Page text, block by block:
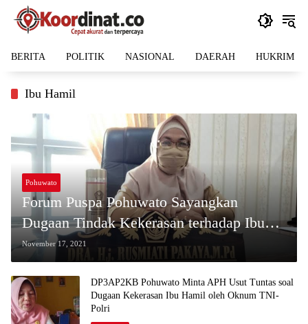
Langsung
BERITA POLITIK NASIONAL DAERAH HUKRIM
Ibu Hamil
Pohuwato
Forum Puspa Pohuwato Sayangkan
Dugaan Tindak Kekerasan terhadap Ibu
Hamil oleh Oknum TNI-Polri: Harus
Diusut Tuntas
November 17, 2021
DP3AP2KB Pohuwato Minta APH Usut Tuntas soal
Dugaan Kekerasan Ibu Hamil oleh Oknum TNI-
Polri